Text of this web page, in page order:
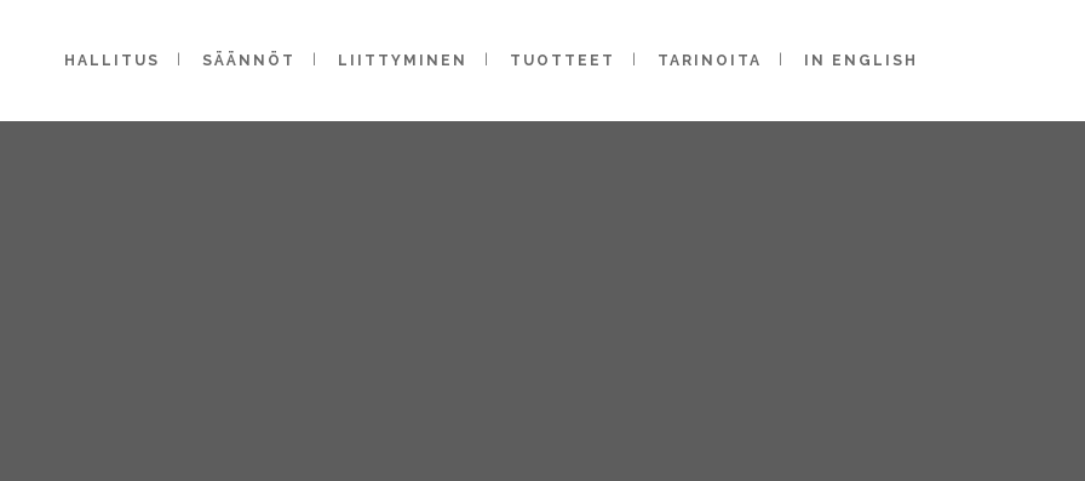
HALLITUS SÄÄNNÖT LIITTYMINEN TUOTTEET TARINOITA IN ENGLISH